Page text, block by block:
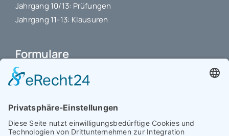
Jahrgang 10/13: Prüfungen
Jahrgang 11-13: Klausuren
Formulare
Schulbuchkauf Schuljahr 2026-2027
Antrag auf Erstattung von Auslagen
Interner L-S-Beschwerdezettel
Antrag auf Freistellung vom Unterricht